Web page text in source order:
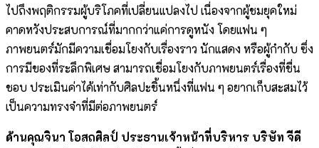
ไปถึงพฤติกรรมผู้บริโภคที่เปลี่ยนแปลงไป เนื่องจากผู้ชมยุคใหม่
คาดหวังประสบการณ์ที่มากกว่าแค่การดูหนัง โดยแฟน ๆ
ภาพยนตร์มักมีความเชื่อมโยงกับเรื่องราว นักแสดง หรือผู้กำกับ ซึ่ง
การมีของที่ระลึกพิเศษ สามารถเชื่อมโยงกับภาพยนตร์เรื่องที่ชื่น
ชอบ ประเมินค่าได้เท่ากับศิลปะชิ้นหนึ่งที่แฟน ๆ อยากเก็บสะสมไว้
เป็นความทรงจำที่มีต่อภาพยนตร์
ด้านคุณจินา โอสถศิลป์ ประธานเจ้าหน้าที่บริหาร บริษัท จีดี